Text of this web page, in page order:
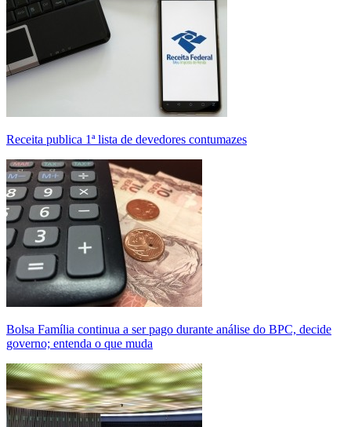
Receita publica 1ª lista de devedores contumazes
Bolsa Família continua a ser pago durante análise do BPC, decide
governo; entenda o que muda